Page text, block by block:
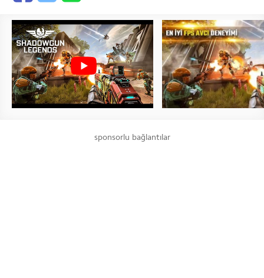
sponsorlu bağlantılar